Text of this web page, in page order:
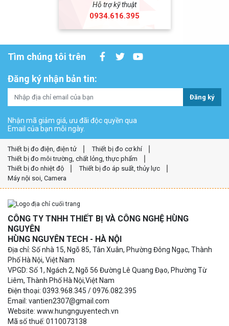
Hỗ trợ kỹ thuật
0934.616.395
Tìm chúng tôi trên
Đăng ký nhận bản tin:
Đăng ký
Nhận mã giảm giá, ưu đãi độc quyền qua
Email của bạn mỗi ngày.
Thiết bị đo điện, điện tử
Thiết bị đo cơ khí
Thiết bị đo môi trường, chất lỏng, thực phẩm
Thiết bị đo nhiệt độ
Thiết bị đo áp suất, thủy lực
Máy nội soi, Camera
CÔNG TY TNHH THIẾT BỊ VÀ CÔNG NGHỆ HÙNG
NGUYÊN
HÙNG NGUYÊN TECH - HÀ NỘI
Địa chỉ: Số nhà 15, Ngõ 85, Tân Xuân, Phường Đông Ngạc, Thành
Phố Hà Nội, Việt Nam
VPGD: Số 1, Ngách 2, Ngõ 56 Đường Lê Quang Đạo, Phường Từ
Liêm, Thành Phố Hà Nội,Việt Nam
Điện thoại: 0393.968.345 / 0976.082.395
Email: vantien2307@gmail.com
Website: www.hungnguyentech.vn
Mã số thuế: 0110073138